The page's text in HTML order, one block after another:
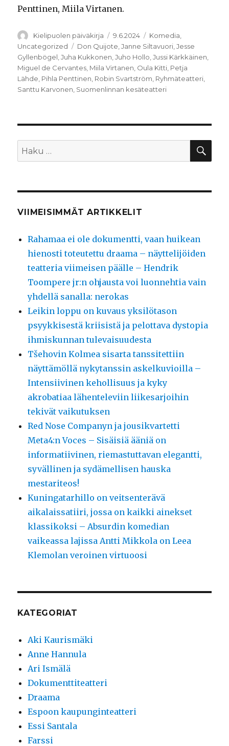
Penttinen, Miila Virtanen.
Kirjoittaja
Kielipuolen päiväkirja Julkaistu
9.6.2024 Kategoriat
Komedia
Uncategorized
Avainsanat
Don Quijote ,Janne Siltavuori ,Jesse
Gyllenbögel ,Juha Kukkonen ,Juho Hollo ,Jussi Kärkkäinen
Miguel de Cervantes Miila Virtanen Oula Kitti Petja
Lähde Pihla Penttinen Robin Svartström Ryhmäteatteri
Santtu Karvonen Suomenlinnan kesäteatteri
Etsi:
VIIMEISIMMÄT ARTIKKELIT
Rahamaa ei ole dokumentti, vaan huikean
hienosti toteutettu draama – näyttelijöiden
teatteria viimeisen päälle – Hendrik
Toompere jr:n ohjausta voi luonnehtia vain
yhdellä sanalla: nerokas
Leikin loppu on kuvaus yksilötason
psyykkisestä kriisistä ja pelottava dystopia
ihmiskunnan tulevaisuudesta
Tšehovin Kolmea sisarta tanssitettiin
näyttämöllä nykytanssin askelkuvioilla –
Intensiivinen kehollisuus ja kyky
akrobatiaa lähenteleviin liikesarjoihin
tekivät vaikutuksen
Red Nose Companyn ja jousikvartetti
Meta4:n Voces – Sisäisiä ääniä on
informatiivinen, riemastuttavan elegantti,
syvällinen ja sydämellisen hauska
mestariteos!
Kuningatarhillo on veitsenterävä
aikalaissatiiri, jossa on kaikki ainekset
klassikoksi – Absurdin komedian
vaikeassa lajissa Antti Mikkola on Leea
Klemolan veroinen virtuoosi
KATEGORIAT
Aki Kaurismäki
Anne Hannula
Ari Ismälä
Dokumenttiteatteri
Draama
Espoon kaupunginteatteri
Essi Santala
Farssi